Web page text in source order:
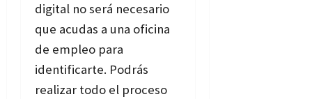
digital no será necesario
que acudas a una oficina
de empleo para
identificarte. Podrás
realizar todo el proceso